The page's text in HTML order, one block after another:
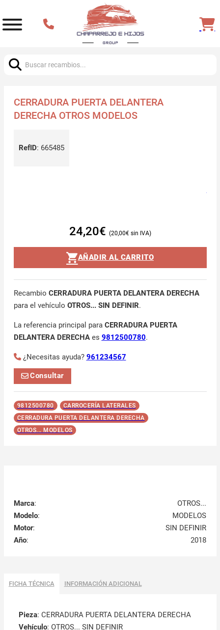
CERRADURA PUERTA DELANTERA
DERECHA OTROS MODELOS
RefID: 665485
24,20€ 20,00€
AÑADIR AL CARRITO
Recambio CERRADURA PUERTA DELANTERA DERECHA
para el vehículo OTROS... SIN DEFINIR.
La referencia principal para CERRADURA PUERTA
DELANTERA DERECHAes 9812500780.
¿Necesitas ayuda? 961234567
Consultar
9812500780
CARROCERÍA LATERALES
CERRADURA PUERTA DELANTERA DERECHA
OTROS... MODELOS
Marca:
OTROS...
Modelo:
MODELOS
Motor:
SIN DEFINIR
Año: 2018
FICHA TÉCNICA INFORMACIÓN ADICIONAL
Pieza: CERRADURA PUERTA DELANTERA DERECHA
Vehículo: OTROS... SIN DEFINIR